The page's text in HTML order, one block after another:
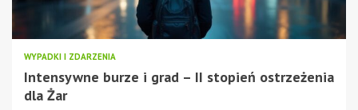
WYPADKI I ZDARZENIA
Intensywne burze i grad – II stopień ostrzeżenia
dla Żar